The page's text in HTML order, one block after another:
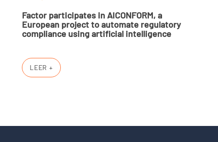
Factor participates in AICONFORM, a
European project to automate regulatory
compliance using artificial intelligence
LEER +